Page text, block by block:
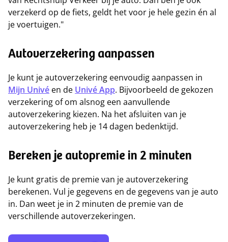
verzekerd op de fiets, geldt het voor je hele gezin én al
je voertuigen."
Autoverzekering aanpassen
Je kunt je autoverzekering eenvoudig aanpassen in
Mijn Univé en de Univé App. Bijvoorbeeld de gekozen
verzekering of om alsnog een aanvullende
autoverzekering kiezen. Na het afsluiten van je
autoverzekering heb je 14 dagen bedenktijd.
Bereken je autopremie in 2 minuten
Je kunt gratis de premie van je autoverzekering
berekenen. Vul je gegevens en de gegevens van je auto
in. Dan weet je in 2 minuten de premie van de
verschillende autoverzekeringen.